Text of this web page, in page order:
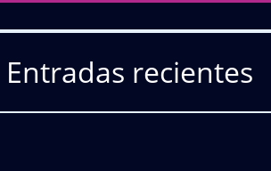
Entradas recientes